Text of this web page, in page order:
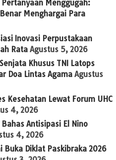
Menggugah:
Menghargai Para
Inovasi Perpustakaan
Rata Agustus 5, 2026
Khusus TNI Latops
Doa Lintas Agama Agustus
Kesehatan Lewat Forum UHC
4, 2026
Antisipasi El Nino
4, 2026
Buka Diklat Paskibraka 2026